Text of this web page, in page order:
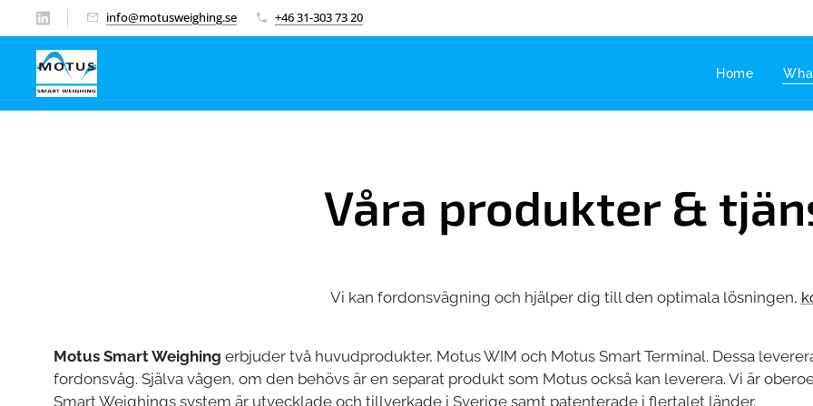
info@motusweighing.se +46 31-303 73 20
Home
Våra produkter &
Vi kan fordonsvägning och hjälper dig till den optimala lösningen,
Motus Smart Weighing erbjuder två huvudprodukter, Motus WIM och Motus Smart Terminal. Dessa
fordonsvåg. Själva vågen, om den behövs är en separat produkt som Motus också kan leverera. Vi är
Smart Weighings system är utvecklade och tillverkade i Sverige samt patenterade i flertalet länder.